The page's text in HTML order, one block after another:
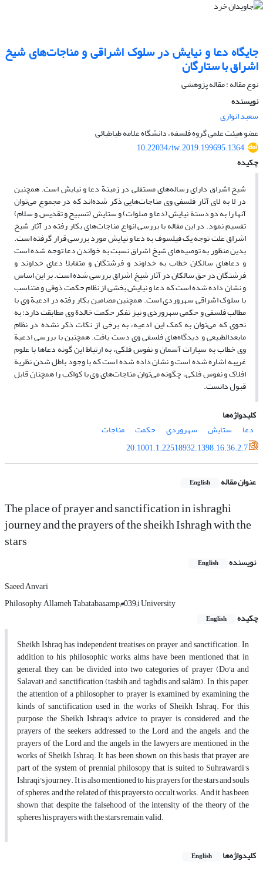
جایگاه دعا و نیایش در سلوک اشراقی و مناجات‌های شیخ
اشراق با ستارگان
نوع مقاله : مقاله پژوهشی
نویسنده
سعید انواری
عضو هیئت علمی گروه فلسفه، دانشگاه علامه طباطبائی
10.22034/iw.2019.199695.1364
چکیده
شیخ اشراق دارای رساله‌های مستقلی در زمینة دعا و نیایش است. همچنین
در لا به لای آثار فلسفی وی مناجات‌هایی ذکر شده‌اند که در مجموع می‌توان
آنها را به دو دستة نیایش (دعا و صلوات) و ستایش (تسبیح و تقدیس و سلام)
تقسیم نمود. در این مقاله با بررسی انواع مناجات‌های بکار رفته در آثار شیخ
اشراق علت توجه یک فیلسوف به دعا و نیایش مورد بررسی قرار گرفته است.
بدین منظور به توصیه‌های شیخ اشراق نسبت به خواندن دعا توجه شده است
و دعاهای سالکان خطاب به خداوند و فرشتگان و متقابلا دعای خداوند و
فرشتگان در حق سالکان در آثار شیخ اشراق بررسی شده است. بر این اساس
و نشان داده شده است که دعا و نیایش بخشی از نظام حکمت ذوقی و متناسب
با سلوک اشراقی سهروردی است. همچنین مضامین بکار رفته در ادعیة وی با
مطالب فلسفی و حکمی سهروردی و نیز تفکر حکمت خالدة وی مطابقت دارد؛ به
نحوی که می‌توان به کمک این ادعیه، به برخی از نکات ذکر نشده در نظام
مابعدالطبیعی و دیدگاه‌های فلسفی وی دست یافت. همچنین با بررسی ادعیة
وی خطاب به سیارات آسمان و نفوس فلکی، به ارتباط این گونه دعا‌ها با علوم
غریبه اشاره شده است و نشان داده شده است که با وجود باطل شدن نظریة
افلاک و نفوس فلکی، چگونه می‌توان مناجات‌های وی با کواکب را همچنان قابل
قبول دانست.
کلیدواژه‌ها
دعا
ستایش سهروردی حکمت
مناجات
20.1001.1.22518932.1398.16.36.2.7
عنوان مقاله English
The place of prayer and sanctification in ishraghi
journey and the prayers of the sheikh Ishragh with the
stars
نویسنده English
Saeed Anvari
Philosophy, Allameh Tabataba&amp;#039;i University
چکیده
English
Sheikh Ishraq has independent treatises on prayer and sanctification. In
addition to his philosophic works, alms have been mentioned that, in
general, they can be divided into two categories of prayer (Do'a and
Salavat) and sanctification (tasbih and taghdis and salām). In this paper,
the attention of a philosopher to prayer is examined by examining the
kinds of sanctification used in the works of Sheikh Ishraq. For this
purpose, the Sheikh Ishraq's advice to prayer is considered, and the
prayers of the seekers addressed to the Lord and the angels, and the
prayers of the Lord and the angels in the lawyers are mentioned in the
works of Sheikh Ishraq. It has been shown on this basis that prayer are
part of the system of prennial philosopy that is suited to Suhrawardi's
Ishraqi's journey. It is also mentioned to his prayers for the stars and souls
of spheres, and the related of this prayers to occult works. And it has been
shown that despite the falsehood of the intensity of the theory of the
spheres his prayers with the stars remain valid.
کلیدواژه‌ها English